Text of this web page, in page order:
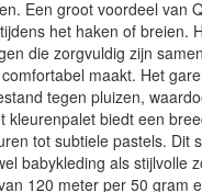
Een groot voordeel van
het haken of breien.
die zorgvuldig zijn
maakt. Het
tegen pluizen,
kleurenpalet biedt een
tot subtiele pastels. Dit
babykleding als stijlvolle
120 meter per 50 gram